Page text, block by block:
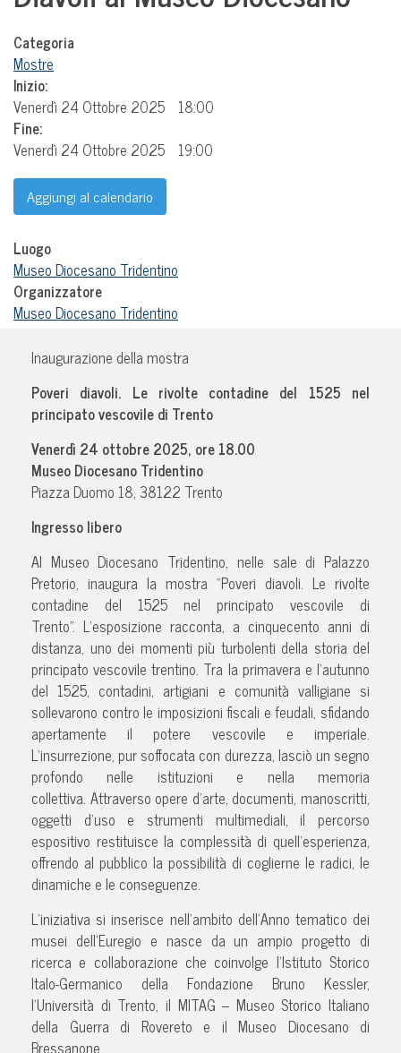
Categoria
Mostre
Inizio:
Venerdì 24 Ottobre 2025 18:00
Fine:
Venerdì 24 Ottobre 2025 19:00
Aggiungi al calendario
Luogo
Museo Diocesano Tridentino
Organizzatore
Museo Diocesano Tridentino
Inaugurazione della mostra
Poveri diavoli. Le rivolte contadine del 1525 nel
principato vescovile di Trento
Venerdì 24 ottobre 2025, ore 18.00
Museo Diocesano Tridentino
Piazza Duomo 18, 38122 Trento
Ingresso libero
Al Museo Diocesano Tridentino, nelle sale di Palazzo
Pretorio, inaugura la mostra “Poveri diavoli. Le rivolte
contadine del 1525 nel principato vescovile di
Trento”. L’esposizione racconta, a cinquecento anni di
distanza, uno dei momenti più turbolenti della storia del
principato vescovile trentino. Tra la primavera e l’autunno
del 1525, contadini, artigiani e comunità valligiane si
sollevarono contro le imposizioni fiscali e feudali, sfidando
apertamente il potere vescovile e imperiale.
L’insurrezione, pur soffocata con durezza, lasciò un segno
profondo nelle istituzioni e nella memoria
collettiva. Attraverso opere d’arte, documenti, manoscritti,
oggetti d’uso e strumenti multimediali, il percorso
espositivo restituisce la complessità di quell’esperienza,
offrendo al pubblico la possibilità di coglierne le radici, le
dinamiche e le conseguenze.
L’iniziativa si inserisce nell’ambito dell’Anno tematico dei
musei dell’Euregio e nasce da un ampio progetto di
ricerca e collaborazione che coinvolge l’Istituto Storico
Italo-Germanico della Fondazione Bruno Kessler,
l’Università di Trento, il MITAG – Museo Storico Italiano
della Guerra di Rovereto e il Museo Diocesano di
Bressanone.